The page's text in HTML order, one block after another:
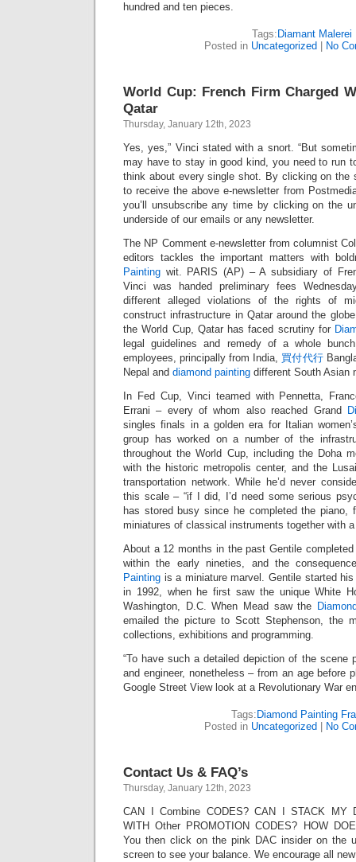
hundred and ten pieces.
Tags: Diamant Malerei
Posted in Uncategorized No
World Cup: French Firm Charged
Qatar
Thursday, January 12th, 2023
Yes, yes,” Vinci stated with a snort. “But
may have to stay in good kind, you need to run
think about every single shot. By clicking on the
to receive the above e-newsletter from
you’ll unsubscribe any time by clicking on the
underside of our emails or any newsletter.
The NP Comment e-newsletter from columnist
editors tackles the important matters with
Painting wit. PARIS (AP) – A subsidiary of
Vinci was handed preliminary fees
different alleged violations of the rights of
construct infrastructure in Qatar around the
the World Cup, Qatar has faced scrutiny for
legal guidelines and remedy of a whole
employees, principally from India, 買付代行
Nepal and diamond painting different South Asian
In Fed Cup, Vinci teamed with Pennetta,
Errani – every of whom also reached Grand
singles finals in a golden era for Italian
group has worked on a number of the
throughout the World Cup, including the Doha
with the historic metropolis center, and the
transportation network. While he’d never
this scale – “if I did, I’d need some serious
has stored busy since he completed the piano,
miniatures of classical instruments together with
About a 12 months in the past Gentile
within the early nineties, and the
Painting is a miniature marvel. Gentile started
in 1992, when he first saw the unique White
Washington, D.C. When Mead saw the
emailed the picture to Scott Stephenson, the
collections, exhibitions and programming.
“To have such a detailed depiction of the scene
and engineer, nonetheless – from an age before
Google Street View look at a Revolutionary War
Tags: Diamond Painting
Posted in Uncategorized No
Contact Us & FAQ’s
Thursday, January 12th, 2023
CAN I Combine CODES? CAN I STACK MY
WITH Other PROMOTION CODES? HOW
You then click on the pink DAC insider on the
screen to see your balance. We encourage all